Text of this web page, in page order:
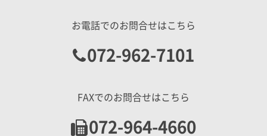
お電話でのお問合せはこちら
072-962-7101
FAXでのお問合せはこちら
072-964-4660